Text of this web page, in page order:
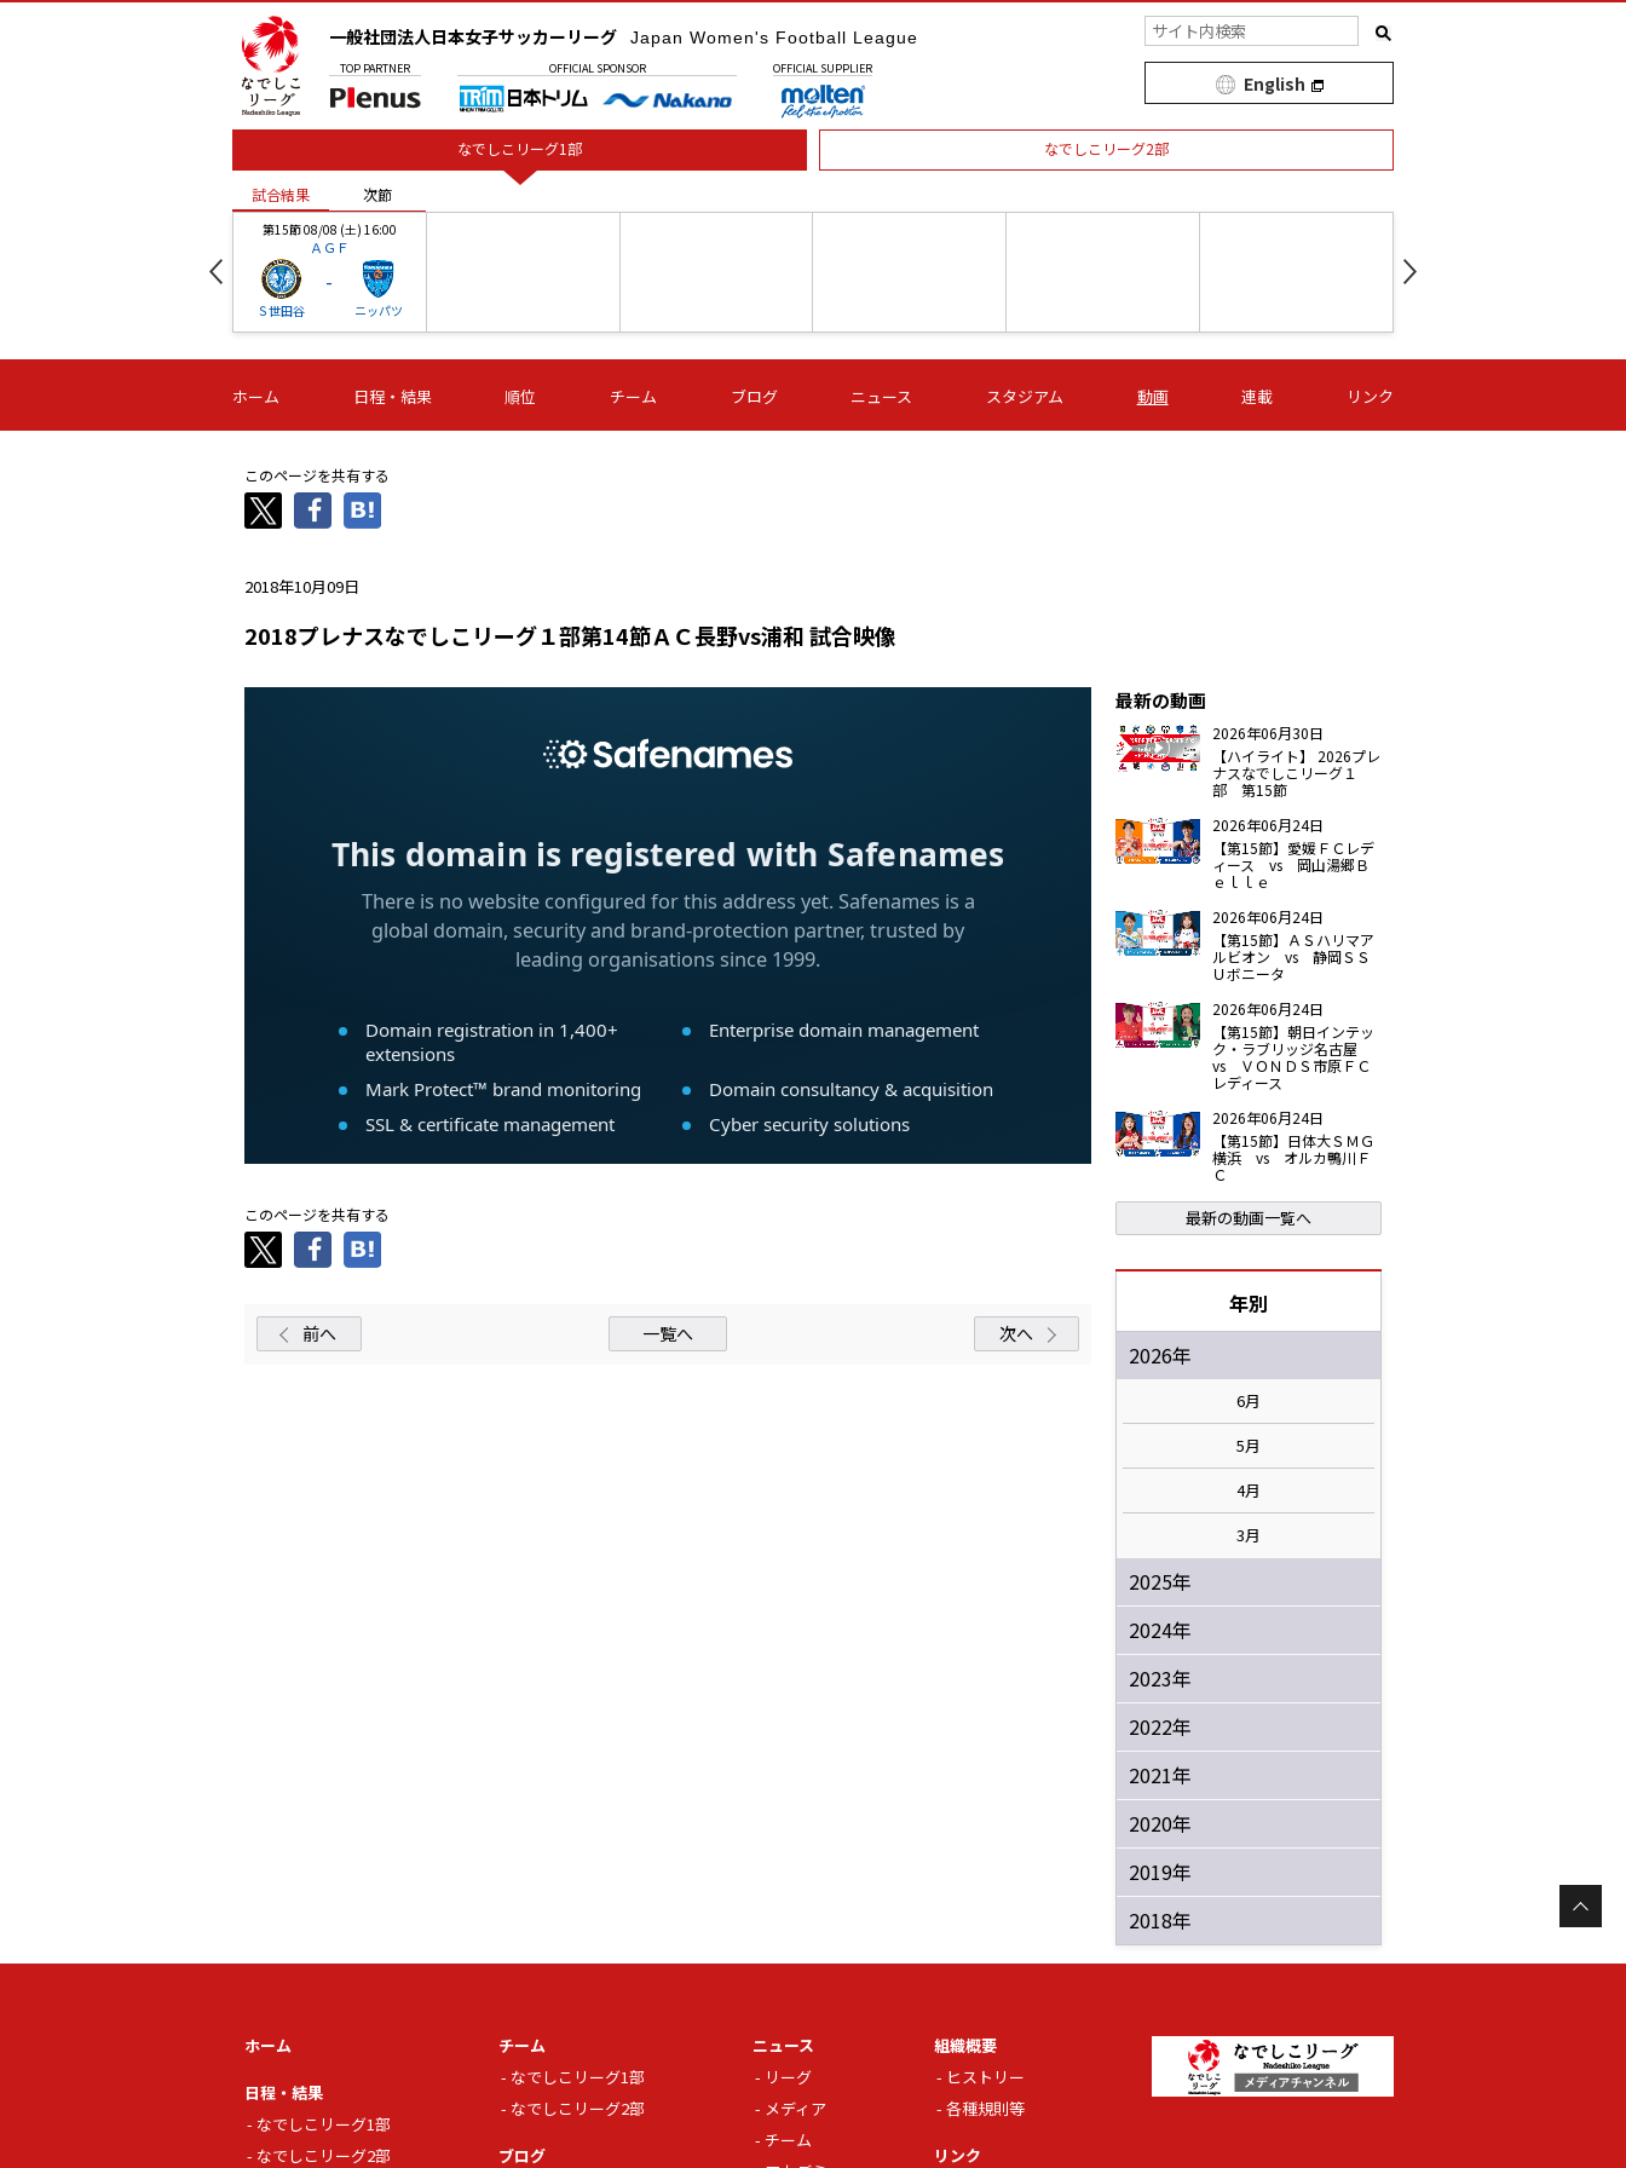
一般社団法人日本女子サッカーリーグ Japan Women's Football League
TOP PARTNER OFFICIAL SPONSOR OFFICIAL SUPPLIER
English
なでしこリーグ1部 なでしこリーグ2部
試合結果 次節
第15節 08/08 (土) 16:00
ＡＧＦ
Ｓ世田谷
-
ニッパツ
-
第16節 09/05 (土) 15:00
ニッパツ
ニッパツ
-
名古屋
第16節 09/05 (土) 15:00
石人の星
-
第16節 09/05 (土) 16:00
ＡＧＦ
-
いちご
-
第16節 09/06 (日) 15:00
-
第16節 09/06 (日) 15:00
- -
試合結果 次節
ホーム 日程・結果 順位 チーム ブログ ニュース スタジアム 動画 連載 リンク
このページを共有する
2018年10月09日
2018プレナスなでしこリーグ１部第14節ＡＣ長野vs浦和 試合映像
このページを共有する
前へ 一覧へ 次へ
最新の動画
2026年06月30日
【ハイライト】 2026プレ
ナスなでしこリーグ１
部 第15節
2026年06月24日
【第15節】愛媛ＦＣレデ
ィース vs 岡山湯郷Ｂ
ｅｌｌｅ
2026年06月24日
【第15節】ＡＳハリマア
ルビオン vs 静岡ＳＳ
Ｕボニータ
2026年06月24日
【第15節】朝日インテッ
ク・ラブリッジ名古屋
vs ＶＯＮＤＳ市原ＦＣ
レディース
2026年06月24日
【第15節】日体大ＳＭＧ
横浜 vs オルカ鴨川Ｆ
Ｃ
最新の動画一覧へ
年別
2026年
6月
5月
4月
3月
2025年
2024年
2023年
2022年
2021年
2020年
2019年
2018年
ホーム
日程・結果
なでしこリーグ1部
なでしこリーグ2部
チーム
なでしこリーグ1部
なでしこリーグ2部
ブログ
ニュース
リーグ
メディア
チーム
組織概要
ヒストリー
各種規則等
リンク